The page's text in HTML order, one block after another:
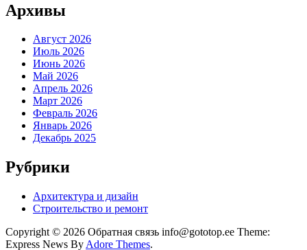
Архивы
Август 2026
Июль 2026
Июнь 2026
Май 2026
Апрель 2026
Март 2026
Февраль 2026
Январь 2026
Декабрь 2025
Рубрики
Архитектура и дизайн
Строительство и ремонт
Copyright © 2026 Обратная связь info@gototop.ee Theme:
Express News By Adore Themes.